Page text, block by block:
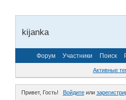
kijanka
Форум Участники Поиск
Активные
Привет, Гость! Войдитеили